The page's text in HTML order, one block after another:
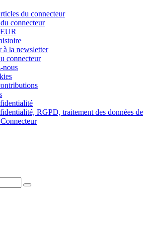
du connecteur
connecteur
à la newsletter
connecteur
nous
RGPD, traitement des données de